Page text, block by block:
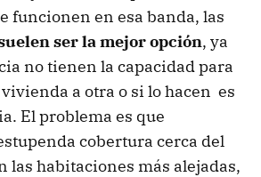
funcionen en esa banda, las
ser la mejor opción, ya
no tienen la capacidad para
a otra o si lo hacen es
El problema es que
cobertura cerca del
las habitaciones más alejadas,